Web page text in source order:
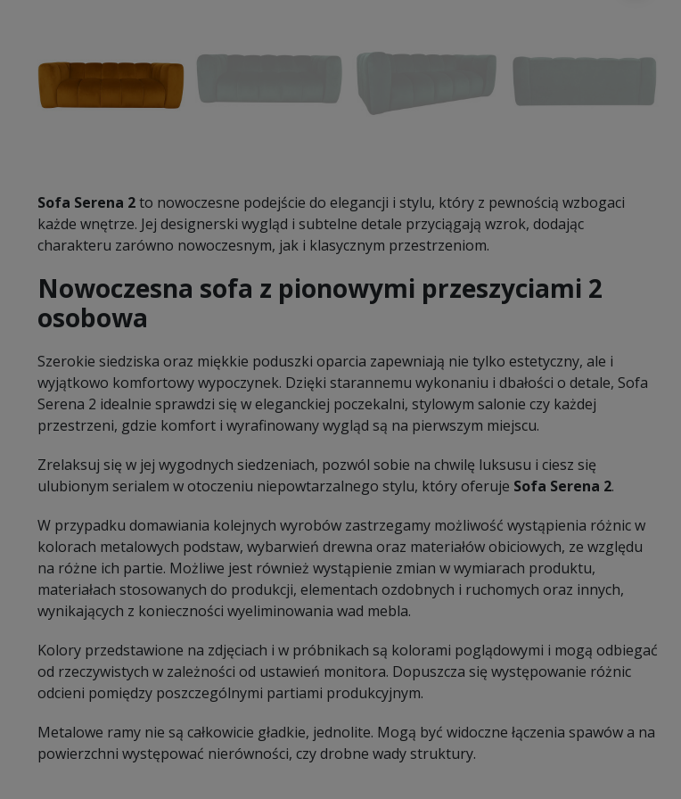
Sofa Serena 2to nowoczesne podejście do elegancji i stylu, który z pewnością wzbogaci
każde wnętrze. Jej designerski wygląd i subtelne detale przyciągają wzrok, dodając
charakteru zarówno nowoczesnym, jak i klasycznym przestrzeniom.
Nowoczesna sofa z pionowymi przeszyciami 2
osobowa
Szerokie siedziska oraz miękkie poduszki oparcia zapewniają nie tylko estetyczny, ale i
wyjątkowo komfortowy wypoczynek. Dzięki starannemu wykonaniu i dbałości o detale, Sofa
Serena 2 idealnie sprawdzi się w eleganckiej poczekalni, stylowym salonie czy każdej
przestrzeni, gdzie komfort i wyrafinowany wygląd są na pierwszym miejscu.
Zrelaksuj się w jej wygodnych siedzeniach, pozwól sobie na chwilę luksusu i ciesz się
ulubionym serialem w otoczeniu niepowtarzalnego stylu, który oferuje Sofa Serena 2.
W przypadku domawiania kolejnych wyrobów zastrzegamy możliwość wystąpienia różnic w
kolorach metalowych podstaw, wybarwień drewna oraz materiałów obiciowych, ze względu
na różne ich partie. Możliwe jest również wystąpienie zmian w wymiarach produktu,
materiałach stosowanych do produkcji, elementach ozdobnych i ruchomych oraz innych,
wynikających z konieczności wyeliminowania wad mebla.
Kolory przedstawione na zdjęciach i w próbnikach są kolorami poglądowymi i mogą odbiegać
od rzeczywistych w zależności od ustawień monitora. Dopuszcza się występowanie różnic
odcieni pomiędzy poszczególnymi partiami produkcyjnym.
Metalowe ramy nie są całkowicie gładkie, jednolite. Mogą być widoczne łączenia spawów a na
powierzchni występować nierówności, czy drobne wady struktury.